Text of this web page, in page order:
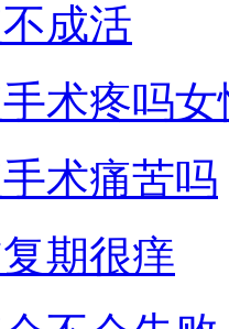
成活
术疼吗女
术痛苦吗
期很痒